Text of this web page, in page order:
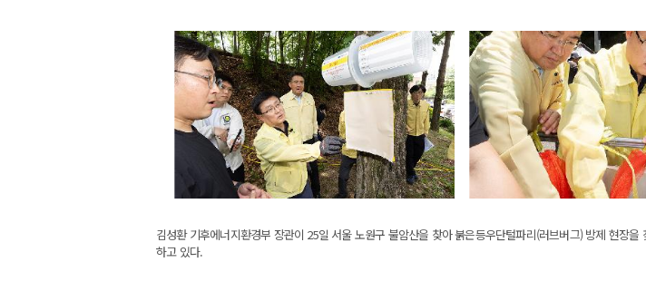
김성환 기후에너지환경부 장관이 25일 서울 노원구 불암산을 찾아 붉은등우단털파리(러브버그) 방제 현장
하고 있다.